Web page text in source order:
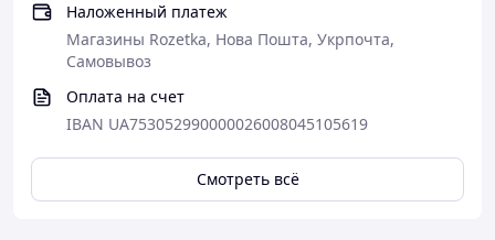
Наложенный платеж
Магазины Rozetka, Нова Пошта, Укрпочта,
Самовывоз
Оплата на счет
IBAN UA753052990000026008045105619
Смотреть всё